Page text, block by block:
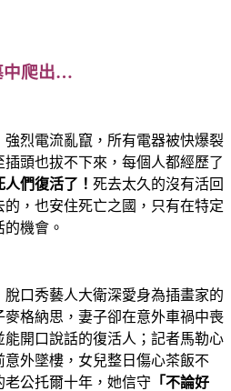
爬出…
烈電流亂竄，所有電器被快爆裂
頭也拔不下來，每個人都經歷了
人們復活了！ 死去太久的沒有活回
，也安住死亡之國，只有在特定
機會。
口秀藝人大衛深愛身為插畫家的
格納思，妻子卻在意外車禍中喪
開口說話的復活人；記者馬勒心
外墜樓，女兒整日傷心茶飯不
公托爾十年，她信守 「不論好